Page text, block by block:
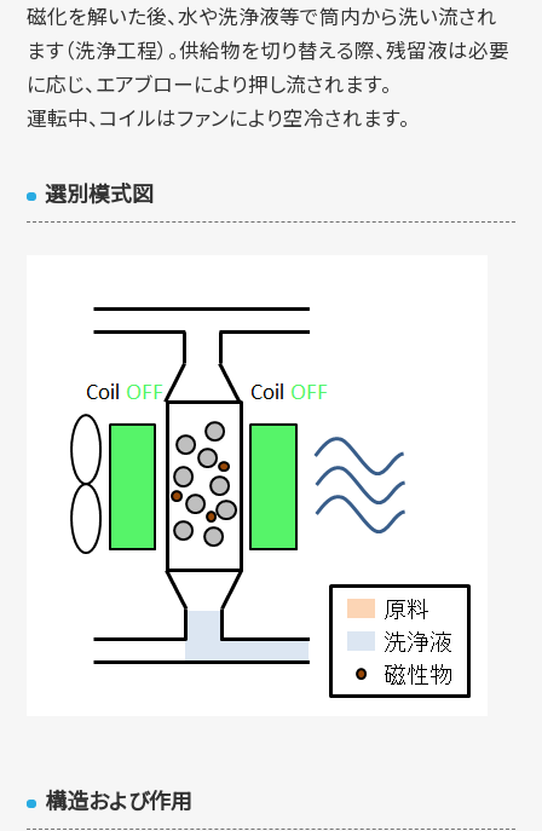
磁化を解いた後、水や洗浄液等で筒内から洗い流され
ます（洗浄工程）。供給物を切り替える際、残留液は必要
に応じ、エアブローにより押し流されます。
運転中、コイルはファンにより空冷されます。
選別模式図
構造および作用